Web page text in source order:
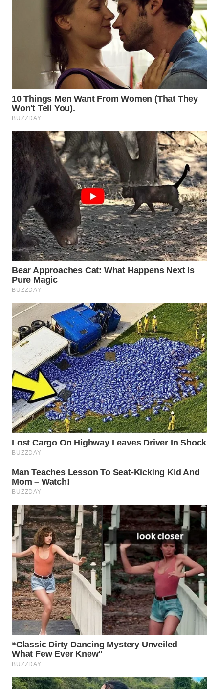
BOROBUDUR
WN
MADURA
WN
SURABAYA
WN
NATUNA
WN
BINTAN
WN
MANDALIKA
WN
LIKUPANG
WN
LABUANBAJO
WN
BORNEO
Wahana
Media
Group
WAHANA
NEWS
TANI
WAHANA
ADVOKAT
WAHANA
INFRASTRUKTUR
WAHANA
KONSUMEN
WAHANA
LISTRIK
WAHANA
TRAVEL
WAHANA